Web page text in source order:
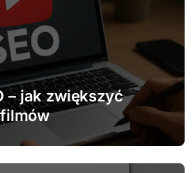
– jak zwiększyć